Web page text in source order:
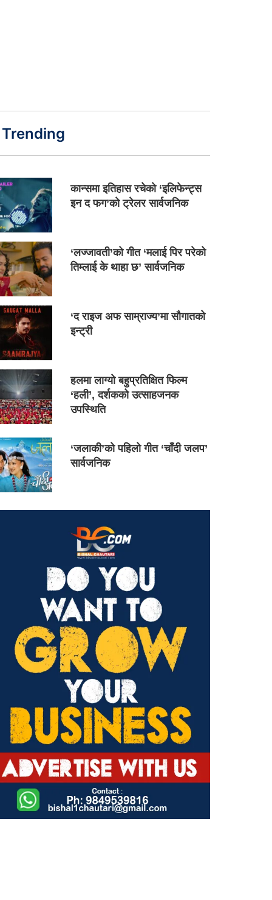
Trending
कान्समा इतिहास रचेको ‘इलिफेन्ट्स
इन द फग’को ट्रेलर सार्वजनिक
‘लज्जावती’को गीत ‘मलाई पिर परेको
तिम्लाई के थाहा छ’ सार्वजनिक
‘द राइज अफ साम्राज्य’मा सौगातको
इन्ट्री
हलमा लाग्यो बहुप्रतिक्षित फिल्म
‘हली’, दर्शकको उत्साहजनक
उपस्थिति
‘जलाकी’को पहिलो गीत ‘चाँदी जलप’
सार्वजनिक